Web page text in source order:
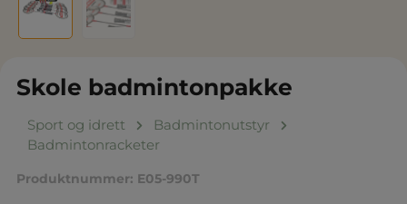
Skole badmintonpakke
Sport og idrett
Badmintonutstyr
Badmintonracketer
Produktnummer: E05-990T